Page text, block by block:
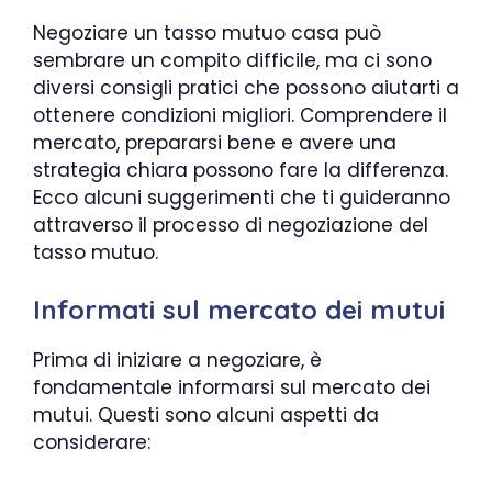
Negoziare un tasso mutuo casa può
sembrare un compito difficile, ma ci sono
diversi consigli pratici che possono aiutarti a
ottenere condizioni migliori. Comprendere il
mercato, prepararsi bene e avere una
strategia chiara possono fare la differenza.
Ecco alcuni suggerimenti che ti guideranno
attraverso il processo di negoziazione del
tasso mutuo.
Informati sul mercato dei mutui
Prima di iniziare a negoziare, è
fondamentale informarsi sul mercato dei
mutui. Questi sono alcuni aspetti da
considerare: